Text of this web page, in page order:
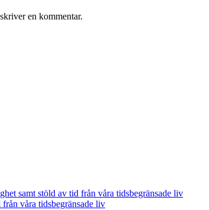
en kommentar.
samt stöld av tid från våra tidsbegränsade liv
våra tidsbegränsade liv